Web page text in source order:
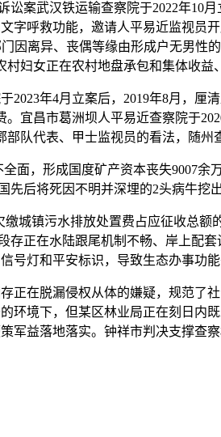
武汉铁运输查察院于2022年10
字呼救功能，邀请人平易近监视员
因离异、丧偶等缘由形成户无男性
村妇女正在农村地盘承包和集体收益
年4月立案后，2019年8月，厘
宜昌市葛洲坝人平易近查察院于
部队代表、甲士监视员的看法，随
，形成国度矿产资本丧失9007余
先后将死因不明并深埋的2头病牛挖
镇污水排放处置费占应征收总额
存正在水陆跟尾机制不畅、岸上配
灯和平安标识，导致生态办事功
在脱漏侵权从体的嫌疑，规范了
环境下，但某区林业局正在刻日内
军益落地落实。钟祥市判决支撑查